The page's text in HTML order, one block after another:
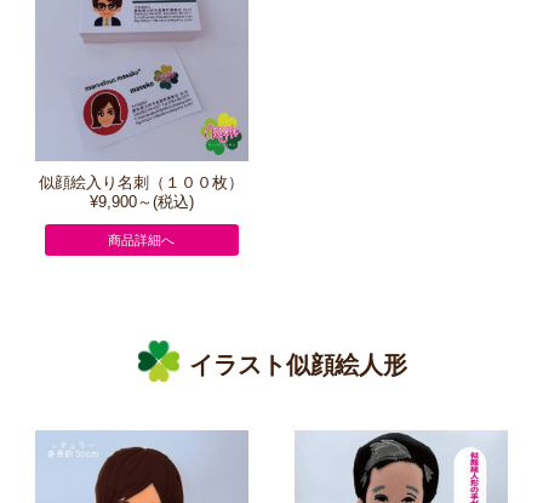
似顔絵入り名刺（１００枚）
¥9,900～(税込)
商品詳細へ
イラスト似顔絵人形